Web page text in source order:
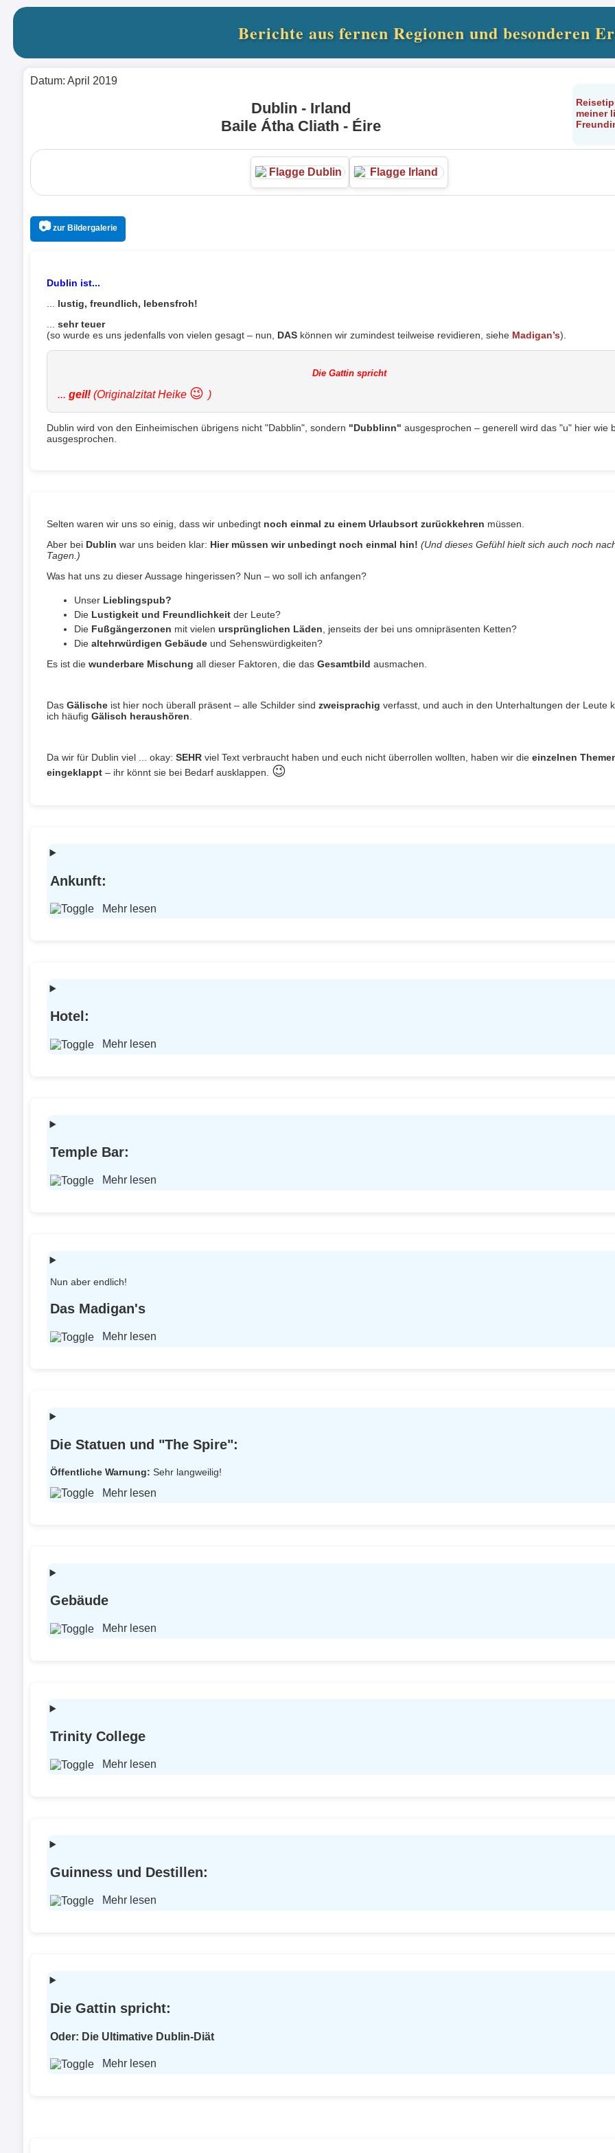
Berichte aus fernen Regionen und besonderen
Datum: April 2019
meiner
Dublin - Irland
Baile Átha Cliath - Éire
📷zur Bildergalerie
Dublin ist...
lustig, freundlich, lebensfroh!
sehr teuer
(so wurde es uns jedenfalls von vielen gesagt – nun, DASkönnen wir zumindest teilweise revidieren, siehe Madigan’s).
... geil!(Originalzitat Heike 😉 )
Dublin wird von den Einheimischen übrigens nicht "Dabblin", sondern "Dubblinn" ausgesprochen – generell wird das "u" hier wie
ausgesprochen.
Selten waren wir uns so einig, dass wir unbedingt noch einmal zu einem Urlaubsort zurückkehren müssen.
Aber bei Dublin war uns beiden klar: Hier müssen wir unbedingt noch einmal hin! (Und dieses Gefühl hielt sich auch noch
Tagen.)
Was hat uns zu dieser Aussage hingerissen? Nun – wo soll ich anfangen?
Unser Lieblingspub?
Die Lustigkeit und Freundlichkeitder Leute?
Die Fußgängerzonen mit vielen ursprünglichen Läden , jenseits der bei uns omnipräsenten Ketten?
Die altehrwürdigen Gebäudeund Sehenswürdigkeiten?
Es ist die wunderbare Mischung all dieser Faktoren, die das Gesamtbild ausmachen.
Das Gälischeist hier noch überall präsent – alle Schilder sind zweisprachig verfasst, und auch in den Unterhaltungen der Leute
ich häufig Gälisch heraushören
Da wir für Dublin viel ... okay: SEHRviel Text verbraucht haben und euch nicht überrollen wollten, haben wir die einzelnen
eingeklappt– ihr könnt sie bei Bedarf ausklappen. 😉
Ankunft:
Mehr lesen
Hotel:
Mehr lesen
Temple Bar:
Mehr lesen
Nun aber endlich!
Das Madigan's
Mehr lesen
Die Statuen und "The Spire":
Öffentliche Warnung: Sehr langweilig!
Mehr lesen
Gebäude
Mehr lesen
Trinity College
Mehr lesen
Guinness und Destillen:
Mehr lesen
Die Gattin spricht:
Oder: Die Ultimative Dublin-Diät
Mehr lesen